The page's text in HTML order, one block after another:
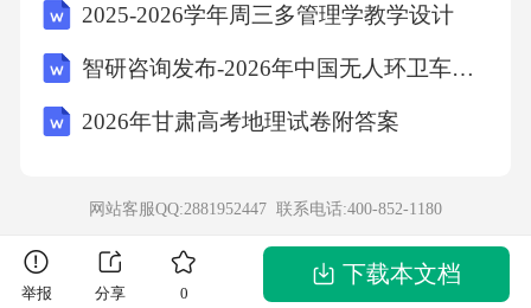
2025-2026学年周三多管理学教学设计
智研咨询发布-2026年中国无人环卫车行业市场运行态势及发展趋势预测报告
2026年甘肃高考地理试卷附答案
网站客服QQ:2881952447 联系电话:400-852-1180
举报 分享 0
下载本文档